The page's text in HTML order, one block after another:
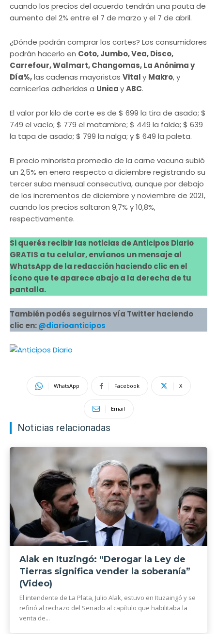
cuando los precios del acuerdo tendrán una pauta de
aumento del 2% entre el 7 de marzo y el 7 de abril.
¿Dónde podrán comprar los cortes? Los consumidores
podrán hacerlo en Coto, Jumbo, Vea, Disco,
Carrefour, Walmart, Changomas, La Anónima y
Día%,las cadenas mayoristas Vitaly Makro, y
carnicerías adheridas a UnicayABC.
El valor por kilo de corte es de $ 699 la tira de asado; $
749 el vacío; $ 779 el matambre; $ 449 la falda; $ 639
la tapa de asado; $ 799 la nalga; y $ 649 la paleta.
El precio minorista promedio de la carne vacuna subió
un 2,5% en enero respecto a diciembre registrando su
tercer suba mensual consecutiva, aunque por debajo
de los incrementos de diciembre y noviembre de 2021,
cuando los precios saltaron 9,7% y 10,8%,
respectivamente.
Si querés recibir las noticias de Anticipos Diario
GRATIS a tu celular, envíanos un mensaje al
WhatsApp de la redacción haciendo clic en el
ícono que te aparece abajo a la derecha de tu
pantalla.
También podés seguirnos vía Twitter haciendo
clic en:@diarioanticipos
WhatsApp Facebook X
Email
Noticias relacionadas
Alak en Ituzingó: “Derogar la Ley de
Tierras significa vender la soberanía”
(Video)
El intendente de La Plata, Julio Alak, estuvo en Ituzaingó y se
refirió al rechazo del Senado al capítulo que habilitaba la
venta de...